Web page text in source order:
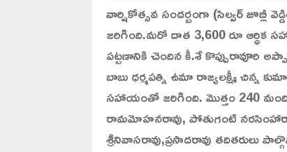
వార్షికోత్సవ సందర్బంగా (సిల్వర్
జరిగింది.మరో దాత 3,600 రూ ఆర్ధిక
పట్టణానికి చెందిన కీ.శే కొప్పురావూరి
బాబు ధర్మపత్ని ఉమా రాజ్యలక్ష్మీ చిన్న
సహాయంతో జరిగింది. మొత్తం 240
రామమోహనరావు, పోతుగంటి నరసింహారావు,
శ్రీనివాసరావు,ప్రసాదరావు తదితరులు